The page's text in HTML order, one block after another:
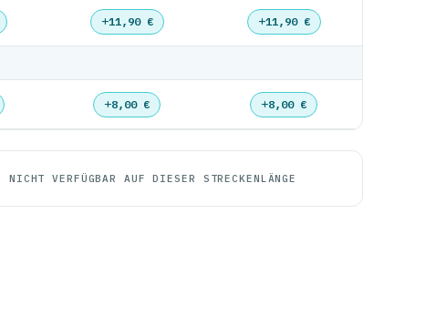
11,90 € 11,90 €
8,00 € 8,00 €
NICHT VERFÜGBAR AUF DIESER STRECKENLÄNGE